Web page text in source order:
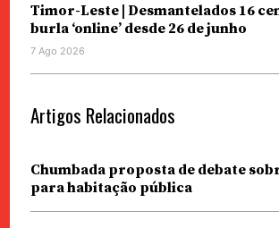
Timor-Leste | Desmantelados 16
burla ‘online’ desde 26 de junho
7 Ago 2026
Artigos Relacionados
Chumbada proposta de debate
para habitação pública